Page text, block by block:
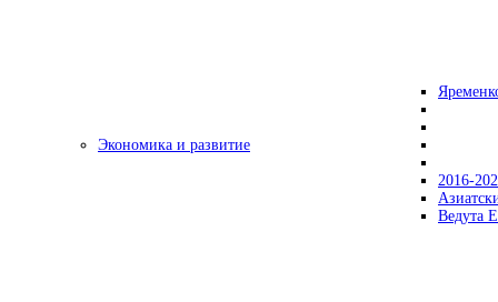
Экономика и развитие
2016-
Ведута